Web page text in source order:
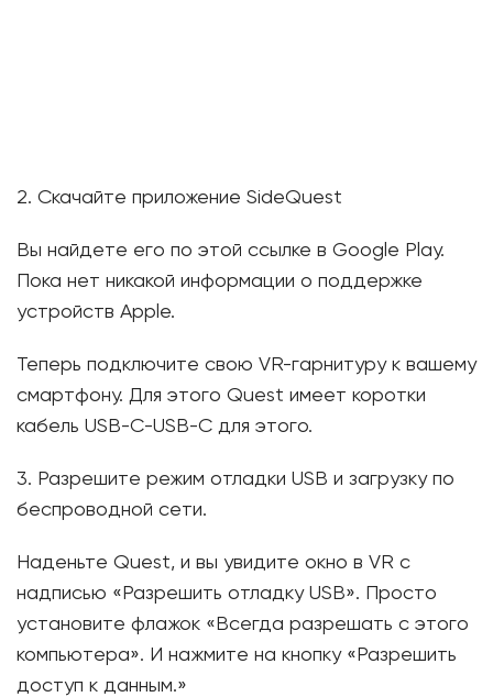
2. Скачайте приложение SideQuest
Вы найдете его по этой ссылке в Google Play.
Пока нет никакой информации о поддержке
устройств Apple.
Теперь подключите свою VR-гарнитуру к вашему
смартфону. Для этого Quest имеет коротки
кабель USB-C-USB-C для этого.
3. Разрешите режим отладки USB и загрузку по
беспроводной сети.
Наденьте Quest, и вы увидите окно в VR с
надписью «Разрешить отладку USB». Просто
установите флажок «Всегда разрешать с этого
компьютера». И нажмите на кнопку «Разрешить
доступ к данным.»